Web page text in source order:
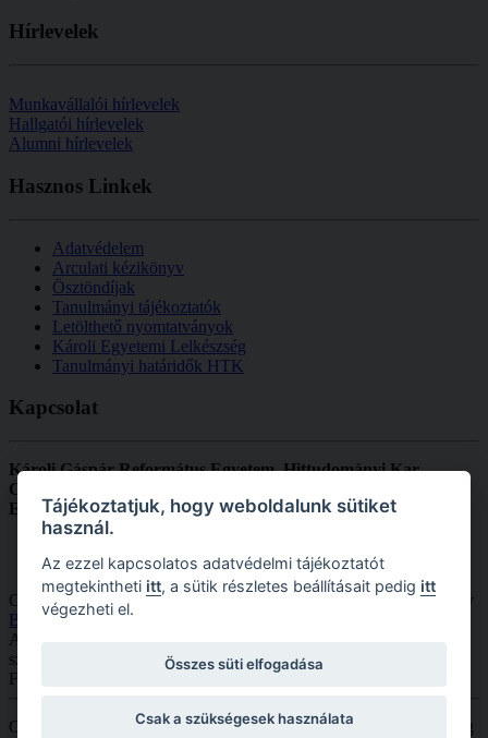
Hírlevelek
Munkavállalói hírlevelek
Hallgatói hírlevelek
Alumni hírlevelek
Hasznos Linkek
Adatvédelem
Arculati kézikönyv
Ösztöndíjak
Tanulmányi tájékoztatók
Letölthető nyomtatványok
Károli Egyetemi Lelkészség
Tanulmányi határidők HTK
Kapcsolat
Károli Gáspár Református Egyetem, Hittudományi Kar
Cím:
Email: dekanihivatal.htk@kre.hu
Copyright © 2026 KRE HTK. Minden jog fenntartva. Designed by
Bowthemes.com.
A
szoftver
Fordította a
Copyright © 2026 Károli Gáspár Református Egyetem. Minden jog
Tájékoztatjuk, hogy weboldalunk sütiket
használ.
Az ezzel kapcsolatos adatvédelmi tájékoztatót
megtekintheti itt, a sütik részletes beállításait pedig itt
végezheti el.
Összes süti elfogadása
Csak a szükségesek használata